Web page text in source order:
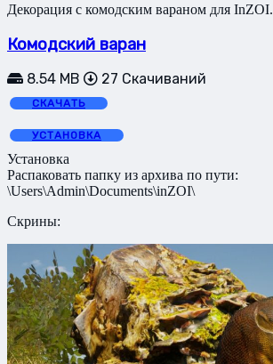
Декорация с комодским вараном для InZOI.
Комодский варан
8.54 MB 27 Скачиваний
СКАЧАТЬ
УСТАНОВКА
Установка
Распаковать папку из архива по пути:
\Users\Admin\Documents\inZOI\
Скрины: